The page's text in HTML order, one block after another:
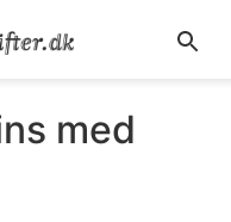
med